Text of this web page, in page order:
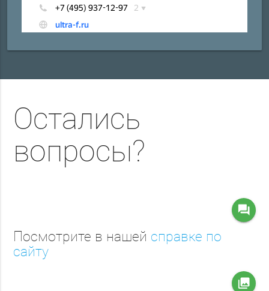
Остались
вопросы?
question_answer
Посмотрите в нашей справке по
сайту
collections